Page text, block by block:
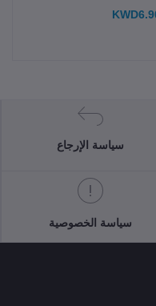
سياسة الإرجاع
سياسة الخصوصية